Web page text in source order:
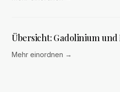
Übersicht: Gadolinium
Mehr einordnen →